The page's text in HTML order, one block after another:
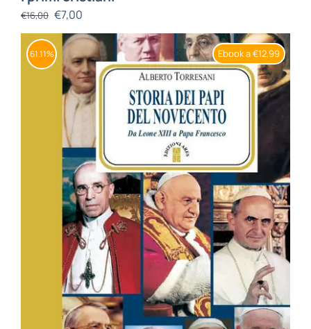
€16,00 €7,00
Ebook a €12,99
61.11%